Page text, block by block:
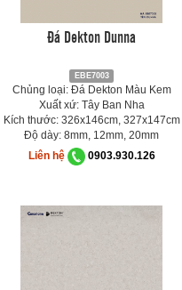
Đá Dekton Dunna
EBE7003
Chủng loại: Đá Dekton Màu Kem
Xuất xứ: Tây Ban Nha
Kích thước: 326x146cm, 327x147cm
Độ dày: 8mm, 12mm, 20mm
Liên hệ
0903.930.126